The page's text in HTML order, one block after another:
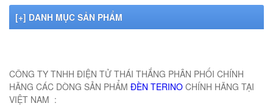
[+] DANH MỤC SẢN PHẨM
CÔNG TY TNHH ĐIỆN TỬ THÁI THẮNG PHÂN PHỐI CHÍNH
HÃNG CÁC DÒNG SẢN PHẨM ĐÈN TERINO CHÍNH HÃNG TẠI
VIỆT NAM :